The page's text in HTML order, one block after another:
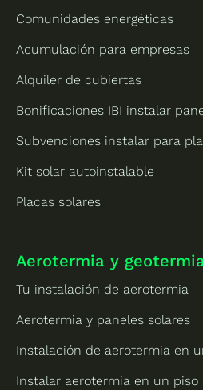
Comunidades energéticas
Acumulación para empresas
Alquiler de cubiertas
Bonificaciones IBI instalar
Subvenciones instalar para
Kit solar autoinstalable
Placas solares
Aerotermia y
Tu instalación de aerotermia
Aerotermia y paneles solares
Instalación de aerotermia en
Instalar aerotermia en un piso